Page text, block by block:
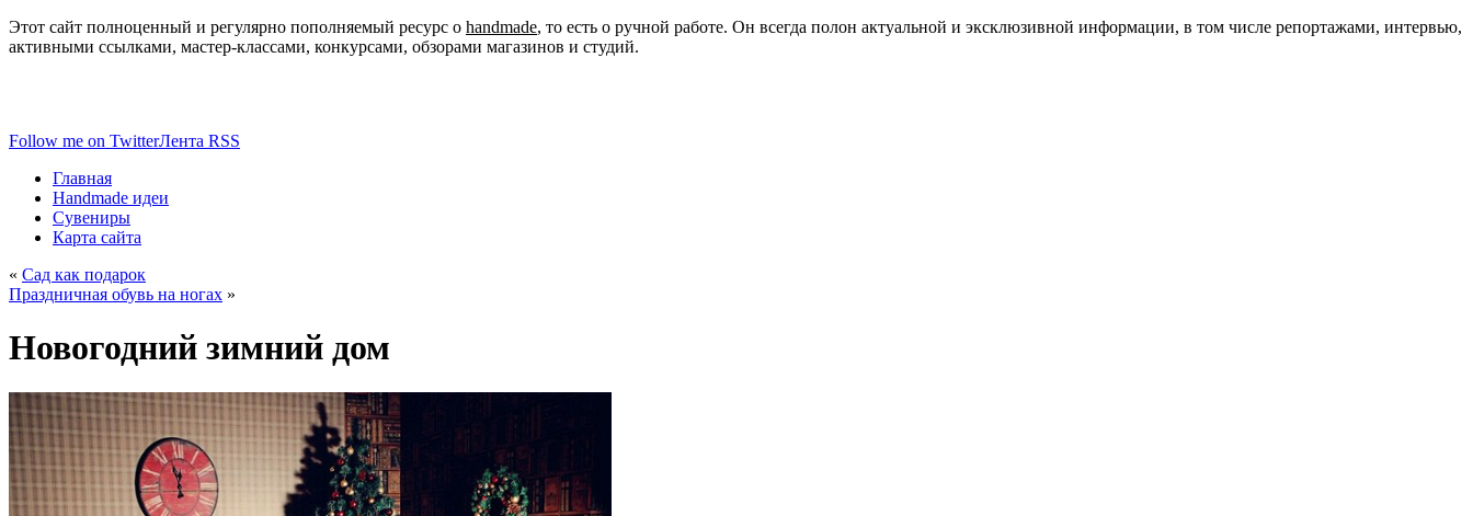
Этот сайт полноценный и регулярно пополняемый ресурс о handmade, то есть о ручной работе. Он всегда полон актуальной и эксклюзивной информации, в том числе репортажами, интервью,
активными ссылками, мастер-классами, конкурсами, обзорами магазинов и студий.
Follow me on TwitterЛента RSS
Главная
Handmade идеи
Сувениры
Карта сайта
« Сад как подарок
Праздничная обувь на ногах »
Новогодний зимний дом